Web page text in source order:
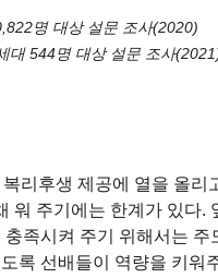
명 대상 설문 조사(2020)
대 544명 대상 설문 조사
리후생 제공에 열을 올리
워 주기에는 한계가 있다.
족시켜 주기 위해서는 주
록 선배들이 역량을 키워